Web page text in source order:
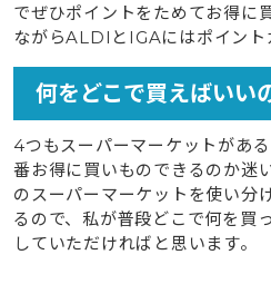
でぜひポイントをためてお得に
ながらALDIとIGAにはポイント
何をどこで買えばいい
4つもスーパーマーケットがあ
番お得に買いものできるのか迷
のスーパーマーケットを使い分
るので、私が普段どこで何を買
していただければと思います。